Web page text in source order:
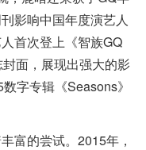
影响中国年度演艺人
首次登上《智族GQ
面，展现出强大的影
字专辑《Seasons》
富的尝试。2015年，